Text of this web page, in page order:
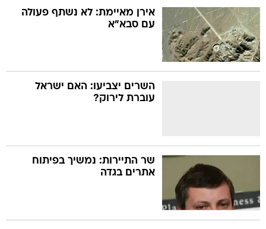
אירן מאיימת: לא נשתף פעולה
עם סבא"א
השרים יצביעו: האם ישראל
עוברת לירוק?
שר התיירות: נמשיך בפיתוח
אתרים בגדה